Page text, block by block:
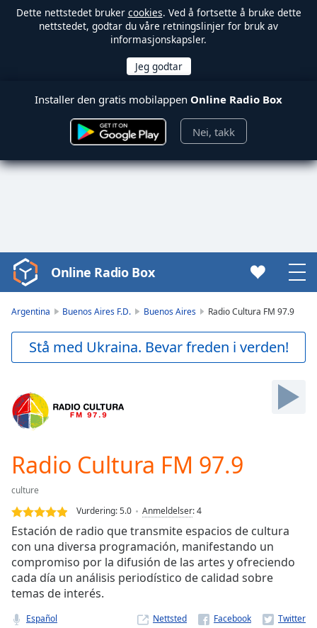
Dette nettstedet bruker cookies. Ved å fortsette å bruke dette
nettstedet, godtar du våre retningslinjer for bruk av
informasjonskapsler.
Installer den gratis mobilappen Online Radio Box
Nei, takk
Video
Player
Backward
Skip
Forward
Current
Time0:00
Loaded:
0.00%
Stream
TypeLIVE
Seek to
live,
currently
behind
live LIVE
Online Radio Box
Argentina Buenos Aires F.D. Buenos Aires Radio Cultura FM 97.9
Stå med Ukraina. Bevar freden i verden!
Radio Cultura FM 97.9
culture
Vurdering:5.0 Anmeldelser:4
Estación de radio que transmite espacios de cultura
con una diversa programación, manifestando un
compromiso por la difusión de las artes y ofreciendo
cada día un análisis periodístico de calidad sobre
temas de interés.
Español Nettsted